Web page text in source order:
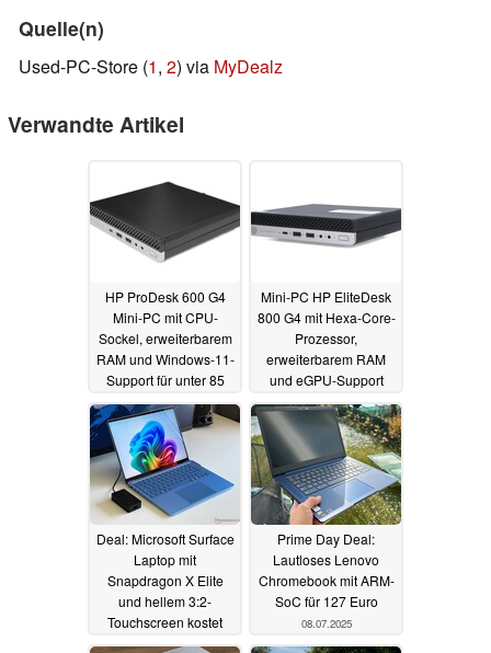
Quelle(n)
Used-PC-Store (1, 2) via MyDealz
Verwandte Artikel
HP ProDesk 600 G4
Mini-PC mit CPU-
Sockel, erweiterbarem
RAM und Windows-11-
Support für unter 85
Euro generalüberholt
09.07.2025
Mini-PC HP EliteDesk
800 G4 mit Hexa-Core-
Prozessor,
erweiterbarem RAM
und eGPU-Support
zum Refurbished-
Sparpreis
09.07.2025
Deal: Microsoft Surface
Laptop mit
Snapdragon X Elite
und hellem 3:2-
Touchscreen kostet
jetzt nur 999 Euro
Prime Day Deal:
Lautloses Lenovo
Chromebook mit ARM-
SoC für 127 Euro
08.07.2025